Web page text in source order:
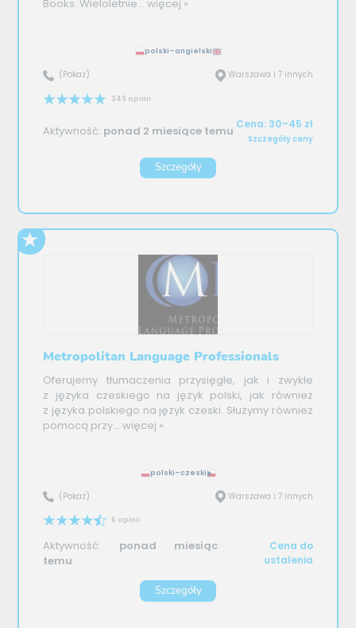
Books. Wieloletnie... więcej »
polski–angielski
(Pokaż) Warszawa i 7 innych
349 opinii
Aktywność: ponad 2 miesiące temu Cena: 30–45 zł
Szczegóły ceny
Szczegóły
Metropolitan Language Professionals
Oferujemy tłumaczenia przysięgłe, jak i zwykłe
z języka czeskiego na język polski, jak również
z języka polskiego na język czeski. Służymy również
pomocą przy... więcej »
polski–czeski
(Pokaż) Warszawa i 7 innych
6 opinii
Aktywność: ponad miesiąc
temu
Cena do
ustalenia
Szczegóły